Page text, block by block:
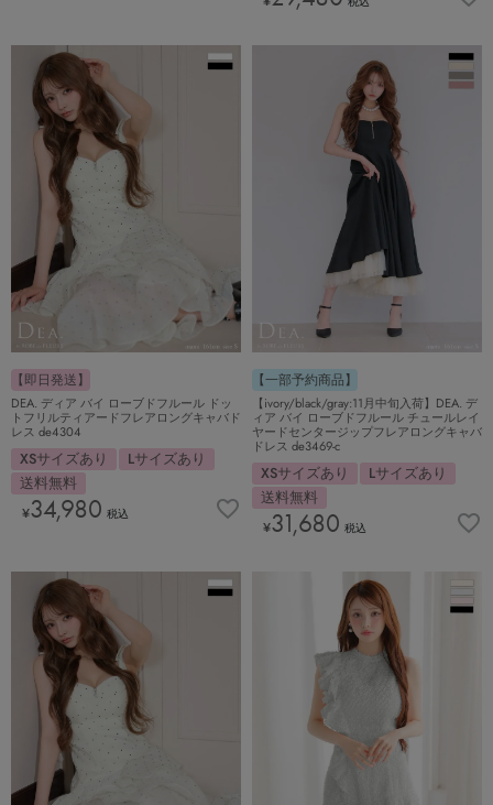
【即日発送】
DEA. ディア バイ ローブドフルール ドッ
トフリルティアードフレアロングキャバド
レス de4304
XSサイズあり
Lサイズあり
送料無料
¥34,980 税込
【一部予約商品】
【ivory/black/gray:11月中旬入荷】DEA. デ
ィア バイ ローブドフルール チュールレイ
ヤードセンタージップフレアロングキャバ
ドレス de3469-c
XSサイズあり
Lサイズあり
送料無料
¥31,680 税込